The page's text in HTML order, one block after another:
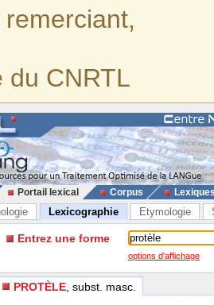
du CNRTL
Portail lexical Corpus
Lexicographie Etymologie
Entrez une forme
options d'affichage
PROTÈLE , subst. masc.